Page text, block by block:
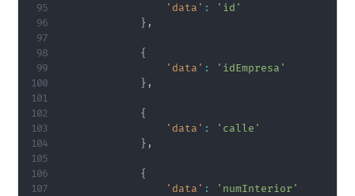
'data' :
'id'
} ,
{
'data' :
'idEmpresa'
} ,
{
'data' :
'calle'
} ,
{
'data' :
'numInterior'